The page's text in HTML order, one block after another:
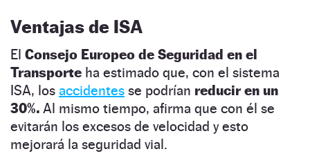
Ventajas de ISA
El Consejo Europeo de Seguridad en el
Transporte ha estimado que, con el sistema
ISA, los accidentes se podrían reducir en un
30%. Al mismo tiempo, afirma que con él se
evitarán los excesos de velocidad y esto
mejorará la seguridad vial.